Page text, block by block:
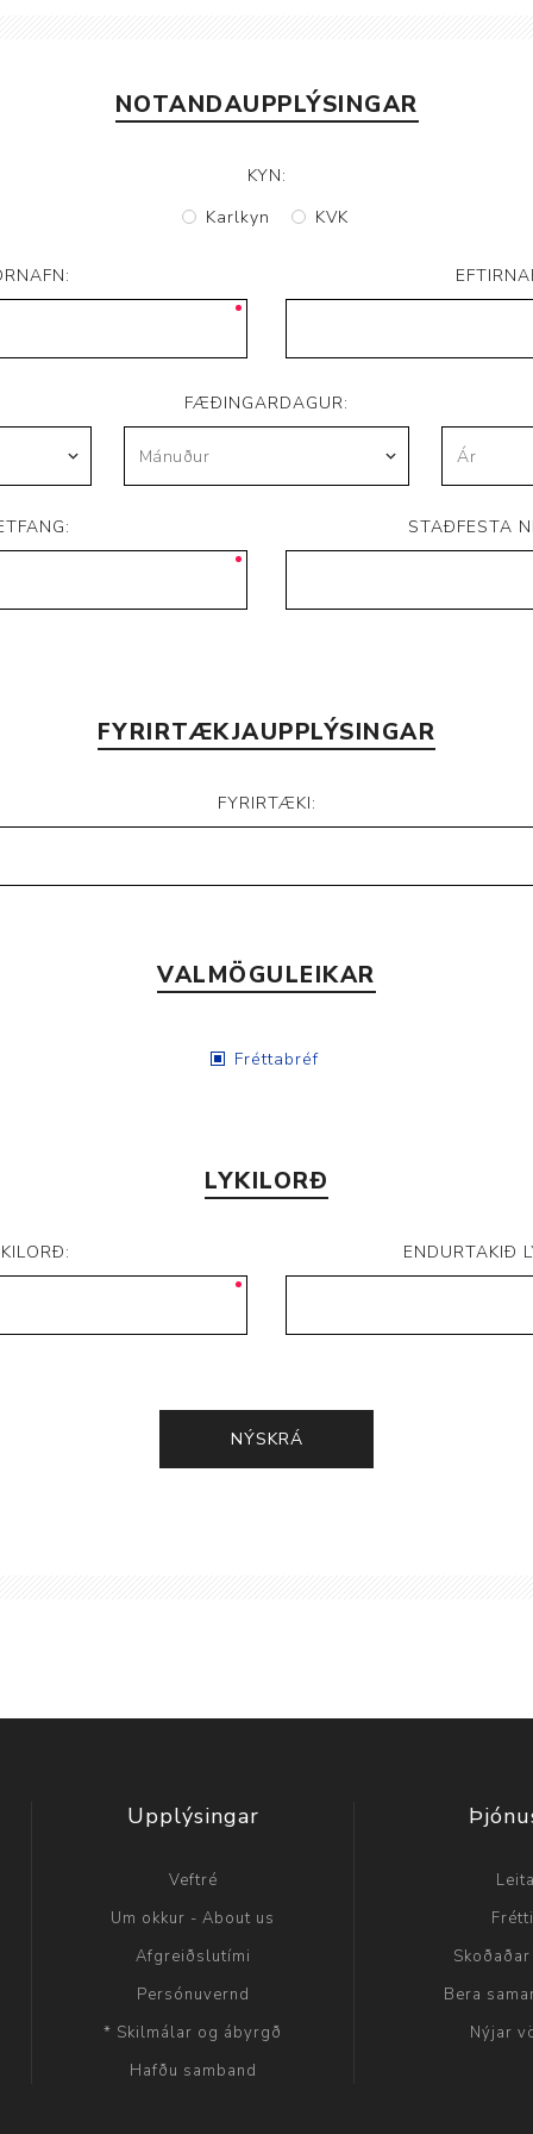
Dýnur
Aukabúnaður
Þvagleggir
NOTANDAUPPLÝSINGAR
KYN:
Karlkyn
KVK
FÆÐINGARDAGUR:
STAÐFESTA
FYRIRTÆKJAUPPLÝSINGAR
FYRIRTÆKI:
VALMÖGULEIKAR
Fréttabréf
LYKILORÐ
ENDURTAKIÐ
Upplýsingar
Veftré
Um okkur - About us
Afgreiðslutími
Persónuvernd
* Skilmálar og ábyrgð
Hafðu samband
Leita
Bera
Nýjar